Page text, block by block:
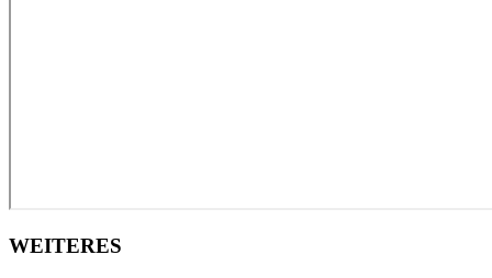
WEITERES